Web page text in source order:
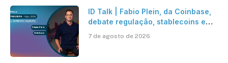
ID Talk | Fabio Plein, da Coinbase,
debate regulação, stablecoins e
7 de agosto de 2026